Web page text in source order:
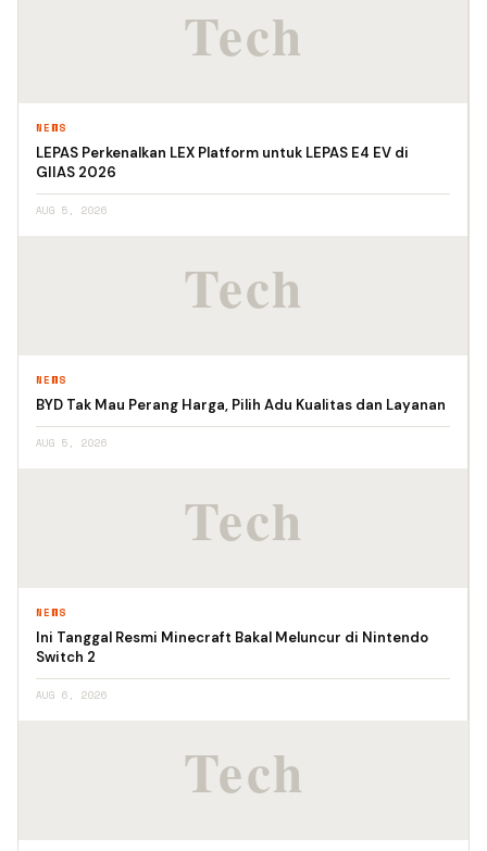
NEWS
LEPAS Perkenalkan LEX Platform untuk LEPAS E4 EV di
GIIAS 2026
AUG 5, 2026
NEWS
BYD Tak Mau Perang Harga, Pilih Adu Kualitas dan Layanan
AUG 5, 2026
NEWS
Ini Tanggal Resmi Minecraft Bakal Meluncur di Nintendo
Switch 2
AUG 6, 2026